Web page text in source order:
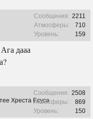
Сообщения: 2211
Атмосферы:
710
Уровень:
159
дааа
Хреста Есуса
Сообщения: 2508
Атмосферы:
869
Уровень:
150